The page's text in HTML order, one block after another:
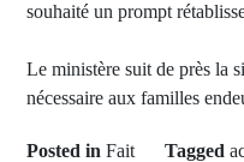
souhaité un prompt
Le ministère suit de près la
nécessaire aux familles
Posted in Fait
Tagged